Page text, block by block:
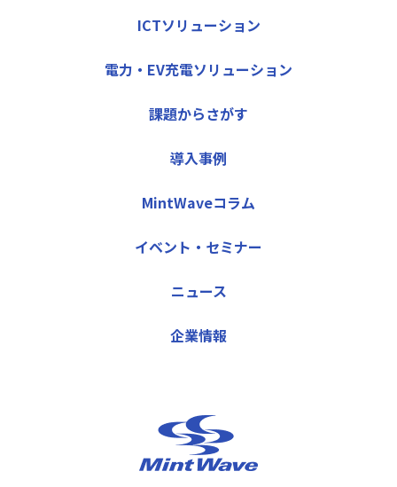
ICTソリューション
電力・EV充電ソリューション
課題からさがす
導入事例
MintWaveコラム
イベント・セミナー
ニュース
企業情報